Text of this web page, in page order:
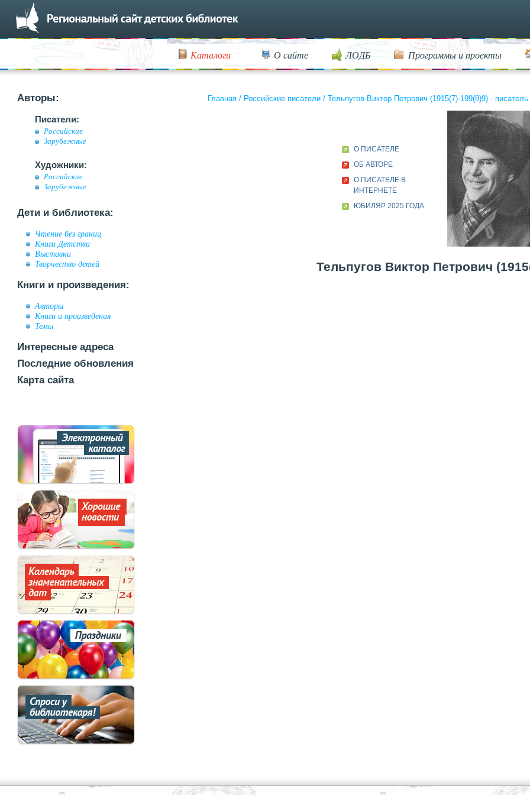
Каталоги О сайте ЛОДБ Программы и проекты
Авторы:
Писатели:
Российские
Зарубежные
Художники:
Российские
Зарубежные
Дети и библиотека:
Чтение без границ
Книги Детства
Выставки
Творчество детей
Книги и произведения:
Авторы
Книги и произведения
Темы
Интересные адреса
Последние обновления
Карта сайта
Главная / Российские писатели / Тельпугов Виктор Петрович (1915(7)-199(8)9) - писатель.
О ПИСАТЕЛЕ
ОБ АВТОРЕ
О ПИСАТЕЛЕ В
ИНТЕРНЕТЕ
ЮБИЛЯР 2025 ГОДА
Тельпугов Виктор Петрович